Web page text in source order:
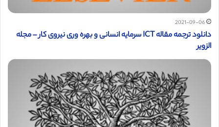
2021-09-06
دانلود ترجمه مقاله ICT سرمایه انسانی و بهره وری نیروی کار – مجله
الزویر